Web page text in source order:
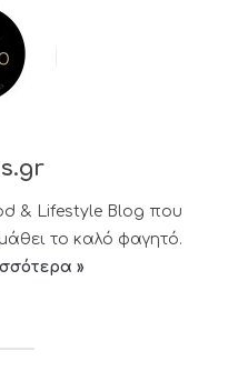
& Lifestyle Blog που
το καλό φαγητό.
»